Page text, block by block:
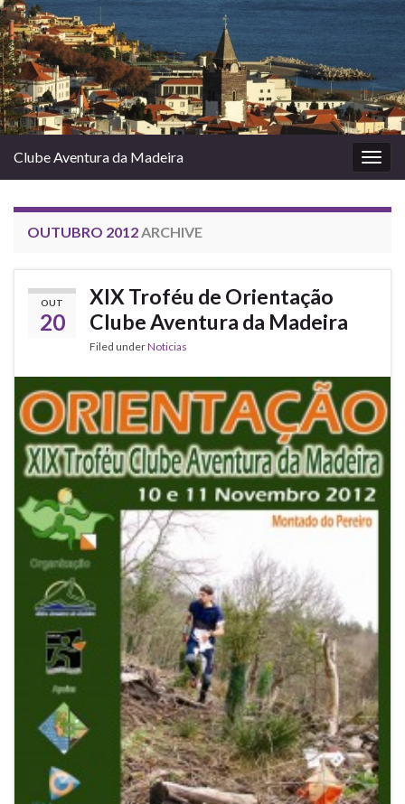
Clube Aventura da Madeira
OUTUBRO 2012ARCHIVE
OUT
20
XIX Troféu de Orientação
Clube Aventura da Madeira
Filed underNoticias